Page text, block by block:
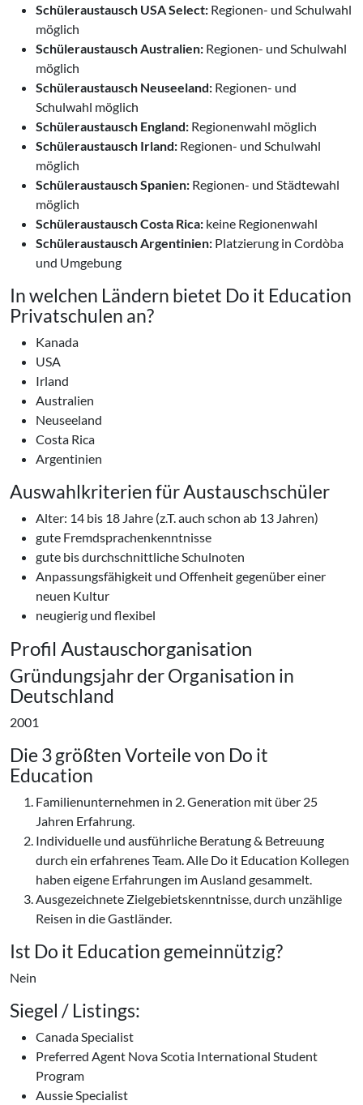
Schüleraustausch USA Select: Regionen- und Schulwahl
möglich
Schüleraustausch Australien: Regionen- und Schulwahl
möglich
Schüleraustausch Neuseeland: Regionen- und
Schulwahl möglich
Schüleraustausch England: Regionenwahl möglich
Schüleraustausch Irland: Regionen- und Schulwahl
möglich
Schüleraustausch Spanien: Regionen- und Städtewahl
möglich
Schüleraustausch Costa Rica: keine Regionenwahl
Schüleraustausch Argentinien: Platzierung in Cordòba
und Umgebung
In welchen Ländern bietet Do it Education
Privatschulen an?
Kanada
USA
Irland
Australien
Neuseeland
Costa Rica
Argentinien
Auswahlkriterien für Austauschschüler
Alter: 14 bis 18 Jahre (z.T. auch schon ab 13 Jahren)
gute Fremdsprachenkenntnisse
gute bis durchschnittliche Schulnoten
Anpassungsfähigkeit und Offenheit gegenüber einer
neuen Kultur
neugierig und flexibel
Profil Austauschorganisation
Gründungsjahr der Organisation in
Deutschland
2001
Die 3 größten Vorteile von Do it
Education
Familienunternehmen in 2. Generation mit über 25
Jahren Erfahrung.
Individuelle und ausführliche Beratung & Betreuung
durch ein erfahrenes Team. Alle Do it Education Kollegen
haben eigene Erfahrungen im Ausland gesammelt.
Ausgezeichnete Zielgebietskenntnisse, durch unzählige
Reisen in die Gastländer.
Ist Do it Education gemeinnützig?
Nein
Siegel / Listings:
Canada Specialist
Preferred Agent Nova Scotia International Student
Program
Aussie Specialist